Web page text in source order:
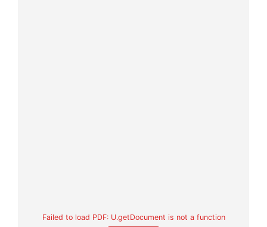
Failed to load PDF: U.getDocument is not a function